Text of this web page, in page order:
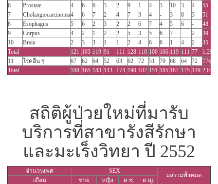
6
Prostate 4 6 6 3 2 9 1 4 3 10 3 4
55
7
Cholangiocarcinoma4 6 7 2 4 7 3 4 - 3 8 3
51
8
Esophagus 5 6 2 3 2 2 6 7 4 5 6 -
48
9
Corpus 4 2 1 2 2 5 3 5 6 7 - 2
39
10
Brain 2 3 3 1 1 2 4 6 6 1 4 2
35
Total
121 103 119 91 111 128 110 100 106 119 111 77
1,296
11
โรคอื่น ๆ 67 62 64 52 63 62 72 51 79 68 64 72
776
Total
188 165 183 143 174 190 182 151 185 187 175 149 2,072
สถิติผู้ป่วยใหม่ที่มารับ
บริการที่สาขารังสีรักษา
และมะเร็งวิทยา ปี 2552
จำนวนเพศ SEX
ผลรวมทั้งหมด
เดือน ชาย หญิง ด.ช.
ด.ญ.